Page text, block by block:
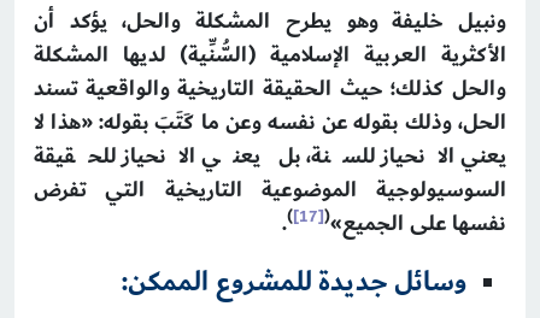
ونبيل خليفة وهو يطرح المشكلة والحل، يؤكد أن
الأكثرية العربية الإسلامية (السُّنِّية) لديها المشكلة
والحل كذلك؛ حيث الحقيقة التاريخية والواقعية تسند
الحل، وذلك بقوله عن نفسه وعن ما كَتَبَ بقوله: «هذا لا
يعني الانحياز للسنة، بل يعني الانحياز للحقيقة
السوسيولوجية الموضوعية التاريخية التي تفرض
نفسها على الجميع»(
[17]
)
.
وسائل جديدة للمشروع الممكن: